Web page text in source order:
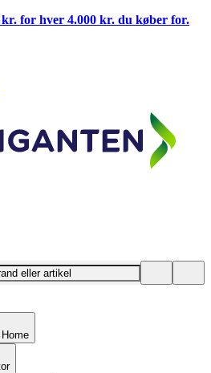
for hver 4.000 kr. du køber for.